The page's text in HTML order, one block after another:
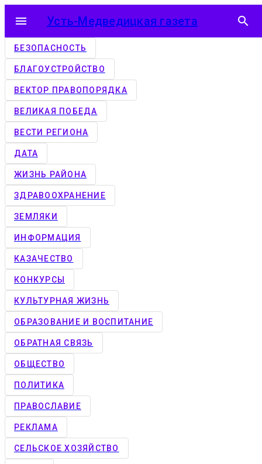
menu Усть-Медведицкая газета search
БЕЗОПАСНОСТЬ
БЛАГОУСТРОЙСТВО
ВЕКТОР ПРАВОПОРЯДКА
ВЕЛИКАЯ ПОБЕДА
ВЕСТИ РЕГИОНА
ДАТА
ЖИЗНЬ РАЙОНА
ЗДРАВООХРАНЕНИЕ
ЗЕМЛЯКИ
ИНФОРМАЦИЯ
КАЗАЧЕСТВО
КОНКУРCЫ
КУЛЬТУРНАЯ ЖИЗНЬ
ОБРАЗОВАНИЕ И ВОСПИТАНИЕ
ОБРАТНАЯ СВЯЗЬ
ОБЩЕСТВО
ПОЛИТИКА
ПРАВОСЛАВИЕ
РЕКЛАМА
СЕЛЬСКОЕ ХОЗЯЙСТВО